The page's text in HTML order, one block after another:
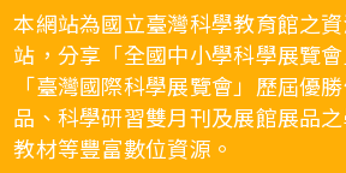
本網站為國立臺灣科學教育館之資
站，分享「全國中小學科學展覽
「臺灣國際科學展覽會」歷屆優
品、科學研習雙月刊及展館展品
教材等豐富數位資源。